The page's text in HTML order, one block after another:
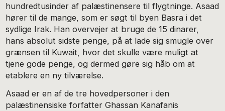
hundredtusinder af palæstinensere til flygtninge. Asaad
hører til de mange, som er søgt til byen Basra i det
sydlige Irak. Han overvejer at bruge de 15 dinarer,
hans absolut sidste penge, på at lade sig smugle over
grænsen til Kuwait, hvor det skulle være muligt at
tjene gode penge, og dermed gøre sig håb om at
etablere en ny tilværelse.
Asaad er en af de tre hovedpersoner i den
palæstinensiske forfatter Ghassan Kanafanis